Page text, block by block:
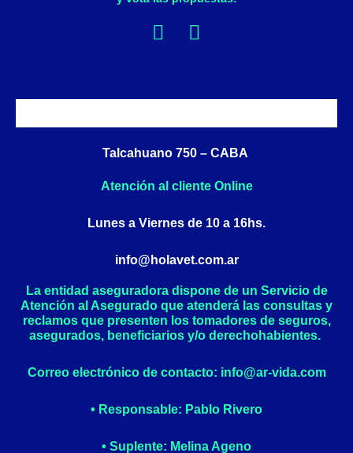
F
e
o
o
k
-
f
I
t
g
r
m
Talcahuano 750 – CABA
Atención al cliente Online
Lunes a Viernes de 10 a 16hs.
info@holavet.com.ar
La entidad aseguradora dispone de un Servicio de
Atención al Asegurado que atenderá las consultas y
reclamos que presenten los tomadores de seguros,
asegurados, beneficiarios y/o derechohabientes.
Correo electrónico de contacto: info@ar-vida.com
• Responsable: Pablo Rivero
• Suplente: Melina Ageno